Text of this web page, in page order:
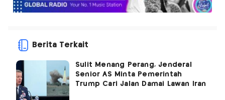
Berita Terkait
Sulit Menang Perang, Jenderal
Senior AS Minta Pemerintah
Trump Cari Jalan Damai Lawan Iran